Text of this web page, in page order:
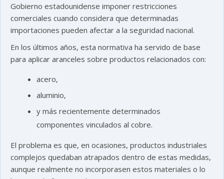
Gobierno estadounidense imponer restricciones
comerciales cuando considera que determinadas
importaciones pueden afectar a la seguridad nacional.
En los últimos años, esta normativa ha servido de base
para aplicar aranceles sobre productos relacionados con:
acero,
aluminio,
y más recientemente determinados
componentes vinculados al cobre.
El problema es que, en ocasiones, productos industriales
complejos quedaban atrapados dentro de estas medidas,
aunque realmente no incorporasen estos materiales o lo